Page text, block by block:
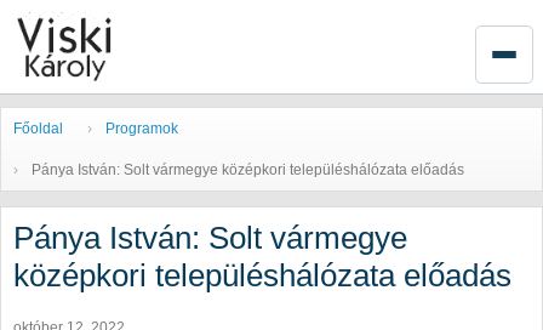
Főoldal Programok
Pánya István: Solt vármegye középkori településhálózata előadás
Pánya István: Solt vármegye
középkori településhálózata előadás